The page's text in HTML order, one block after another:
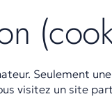
Seulement
visitez un site